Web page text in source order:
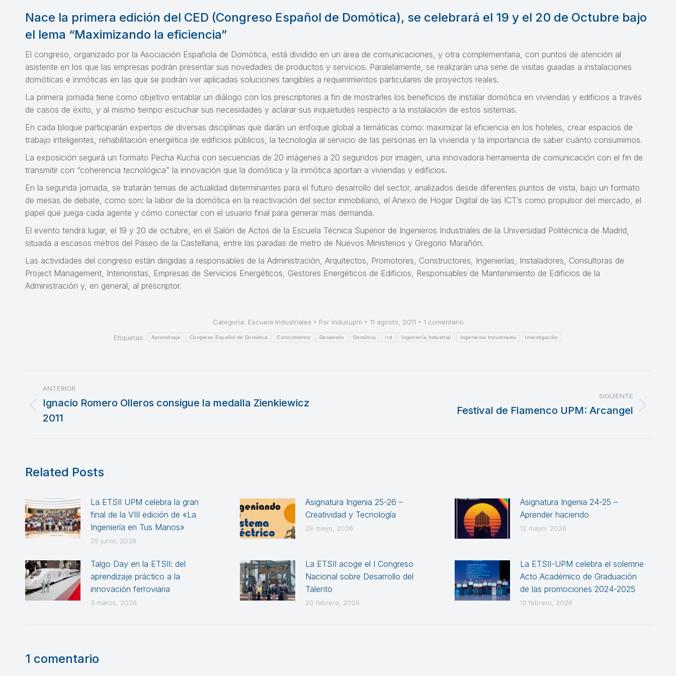
Nace la primera edición del CED (Congreso Español de Domótica), se celebrará el 19 y el 20 de Octubre bajo
el lema “Maximizando la eficiencia”
El congreso, organizado por la Asociación Española de Domótica, está dividido en un área de comunicaciones, y otra complementaria, con puntos de atención al
asistente en los que las empresas podrán presentar sus novedades de productos y servicios. Paralelamente, se realizarán una serie de visitas guiadas a instalaciones
domóticas e inmóticas en las que se podrán ver aplicadas soluciones tangibles a requerimientos particulares de proyectos reales.
La primera jornada tiene como objetivo entablar un diálogo con los prescriptores a fin de mostrarles los beneficios de instalar domótica en viviendas y edificios a través
de casos de éxito, y al mismo tiempo escuchar sus necesidades y aclarar sus inquietudes respecto a la instalación de estos sistemas.
En cada bloque participarán expertos de diversas disciplinas que darán un enfoque global a temáticas como: maximizar la eficiencia en los hoteles, crear espacios de
trabajo inteligentes, rehabilitación energética de edificios públicos, la tecnología al servicio de las personas en la vivienda y la importancia de saber cuánto consumimos.
La exposición seguirá un formato Pecha Kucha con secuencias de 20 imágenes a 20 segundos por imagen, una innovadora herramienta de comunicación con el fin de
transmitir con “coherencia tecnológica” la innovación que la domótica y la inmótica aportan a viviendas y edificios.
En la segunda jornada, se tratarán temas de actualidad determinantes para el futuro desarrollo del sector, analizados desde diferentes puntos de vista, bajo un formato
de mesas de debate, como son: la labor de la domótica en la reactivación del sector inmobiliario, el Anexo de Hogar Digital de las ICT’s como propulsor del mercado, el
papel que juega cada agente y cómo conectar con el usuario final para generar más demanda.
El evento tendrá lugar, el 19 y 20 de octubre, en el Salón de Actos de la Escuela Técnica Superior de Ingenieros Industriales de la Universidad Politécnica de Madrid,
situada a escasos metros del Paseo de la Castellana, entre las paradas de metro de Nuevos Ministerios y Gregorio Marañón.
Las actividades del congreso están dirigidas a responsables de la Administración, Arquitectos, Promotores, Constructores, Ingenierías, Instaladores, Consultoras de
Project Management, Interioristas, Empresas de Servicios Energéticos, Gestores Energéticos de Edificios, Responsables de Mantenimiento de Edificios de la
Administración y, en general, al prescriptor.
Categoría: Escuela Industriales Por indusupm 11 agosto, 2011
1 comentario
Etiquetas:
Aprendizaje Congreso Español de Domótica Conocimiento Desarrollo Domótica i+d Ingeniería Industrial Ingenieros Industriales Investigación
Navegación
entre
publicaciones
ANTERIOR
Publicación
anterior:
Ignacio Romero Olleros consigue la medalla Zienkiewicz
2011
SIGUIENTE
Festival de Flamenco UPM: Arcangel
Related Posts
La ETSII UPM celebra la gran
final de la VIII edición de «La
Ingeniería en Tus Manos»
25 junio, 2026
Asignatura Ingenia 25-26 –
Creatividad y Tecnología
29 mayo, 2026
Asignatura Ingenia 24-25 –
Aprender haciendo
12 mayo, 2026
Talgo Day en la ETSII: del
aprendizaje práctico a la
innovación ferroviaria
3 marzo, 2026
La ETSII acoge el I Congreso
Nacional sobre Desarrollo del
Talento
20 febrero, 2026
La ETSII-UPM celebra el solemne
Acto Académico de Graduación
de las promociones 2024-2025
12 febrero, 2026
1 comentario